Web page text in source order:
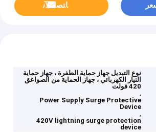
ﺎﺘﺼﻟ ﺍﻶﻧ
نوع التبديل جهاز حماية الطفرة ، جهاز حماية
التيار الكهربائي ، جهاز الحماية من الصواعق
420 فولت
,
Power Supply Surge Protective
Device
,
420V lightning surge protection
device